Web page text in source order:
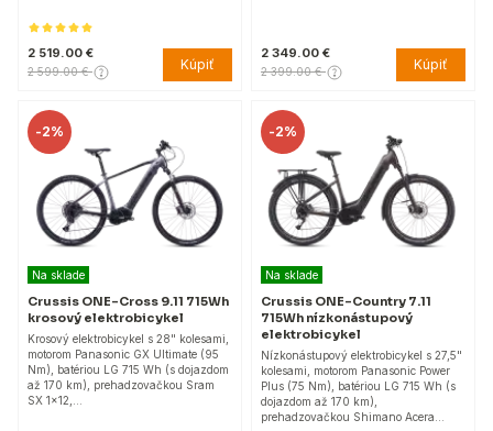
2 519.00 €
2 599.00 € Kúpiť
2 349.00 €
2 399.00 € Kúpiť
-2%
Na sklade
Crussis ONE-Cross 9.11 715Wh
krosový elektrobicykel
Krosový elektrobicykel s 28" kolesami,
motorom Panasonic GX Ultimate (95
Nm), batériou LG 715 Wh (s dojazdom
až 170 km), prehadzovačkou Sram
SX 1x12,…
-2%
Na sklade
Crussis ONE-Country 7.11
715Wh nízkonástupový
elektrobicykel
Nízkonástupový elektrobicykel s 27,5"
kolesami, motorom Panasonic Power
Plus (75 Nm), batériou LG 715 Wh (s
dojazdom až 170 km),
prehadzovačkou Shimano Acera…